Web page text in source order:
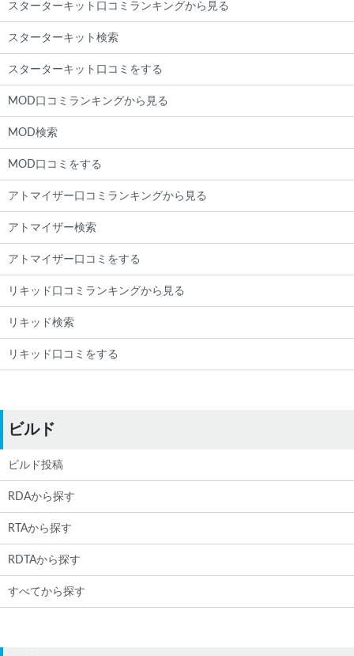
スターターキット口コミランキングから見る
スターターキット検索
スターターキット口コミをする
MOD口コミランキングから見る
MOD検索
MOD口コミをする
アトマイザー口コミランキングから見る
アトマイザー検索
アトマイザー口コミをする
リキッド口コミランキングから見る
リキッド検索
リキッド口コミをする
ビルド
ビルド投稿
RDAから探す
RTAから探す
RDTAから探す
すべてから探す